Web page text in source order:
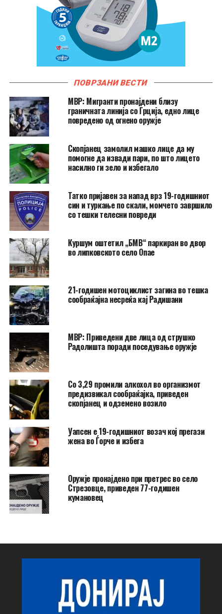
ПОВРЗАНИ ВЕСТИ
МВР: Мигранти пронајдени близу
граничната линија со Грција, едно лице
повредено од огнено оружје
Скопјанец замолил машко лице да му
помогне да извади пари, по што лицето
насилно ги зело и избегало
Татко пријавен за напад врз 19-годишниот
син и туркање по скали, момчето завршило
со тешки телесни повреди
Куршум оштетил „БМВ“ паркиран во двор
во липковското село Опае
21-годишен мотоциклист загина во тешка
сообраќајна несреќа кај Радишани
МВР: Приведени две лица од струшко
Радолишта поради поседување оружје
Со 3,29 промили алкохол во организмот
предизвикал сообраќајка, приведен
скопјанец и одземено возило
Уапсен е 19-годишниот возач кој прегази
жена во Ѓорче и избега
Оружје пронајдено при претрес во село
Стрезовце, приведен 77-годишен
кумановец